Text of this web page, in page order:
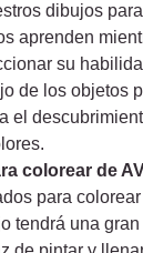
dibujos
aprenden
su
de los objetos
el
colorear de
para colorear
tendrá una gran